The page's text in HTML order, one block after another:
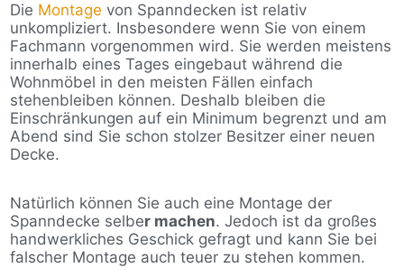
Die Montage von Spanndecken ist relativ
unkompliziert. Insbesondere wenn Sie von einem
Fachmann vorgenommen wird. Sie werden meistens
innerhalb eines Tages eingebaut während die
Wohnmöbel in den meisten Fällen einfach
stehenbleiben können. Deshalb bleiben die
Einschränkungen auf ein Minimum begrenzt und am
Abend sind Sie schon stolzer Besitzer einer neuen
Decke.
Natürlich können Sie auch eine Montage der
Spanndecke selber machen. Jedoch ist da großes
handwerkliches Geschick gefragt und kann Sie bei
falscher Montage auch teuer zu stehen kommen.